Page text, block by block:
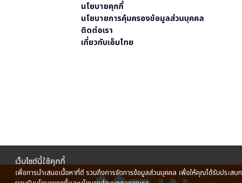
นโยบายคุกกี้
นโยบายการคุ้มครองข้อมูลส่วนบุคคล
ติดต่อเรา
เกี่ยวกับเอ็มไทย
เว็บไซต์นี้ใช้คุกกี้
เพื่อการนำเสนอเนื้อหาที่ดี รวมถึงการจัดการข้อมูลส่วนบุคคล เพื่อให้คุณได้รับประส